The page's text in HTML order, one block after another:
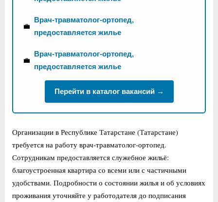
💼
Врач-травматолог-ортопед,
предоставляется жилье
💼
Врач-травматолог-ортопед,
предоставляется жилье
Перейти в каталог вакансий →
Организации в Республике Татарстане (Татарстане)
требуется на работу врач-травматолог-ортопед.
Сотрудникам предоставляется служебное жильё:
благоустроенная квартира со всеми или с частичными
удобствами. Подробности о состоянии жилья и об условиях
проживания уточняйте у работодателя до подписания